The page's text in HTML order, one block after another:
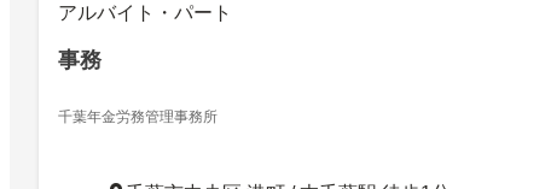
アルバイト・パート
事務
千葉年金労務管理事務所